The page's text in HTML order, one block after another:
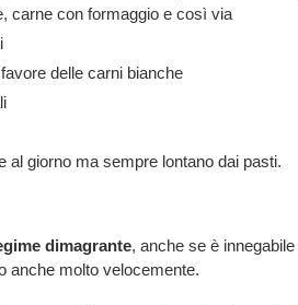
carne con formaggio e così via
delle carni bianche
al giorno ma sempre lontano dai pasti.
dimagrante, anche se è
anche molto velocemente.